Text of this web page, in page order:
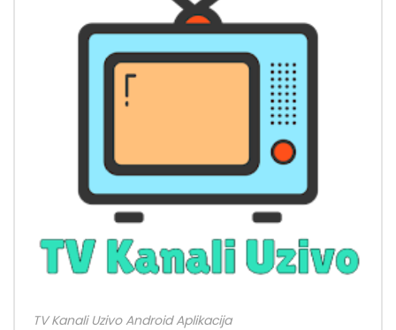
TV Kanali Uzivo Android Aplikacija